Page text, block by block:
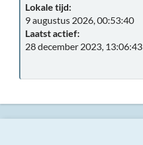
Lokale tijd:
9 augustus 2026, 00:53:40
Laatst actief:
28 december 2023, 13:06:43